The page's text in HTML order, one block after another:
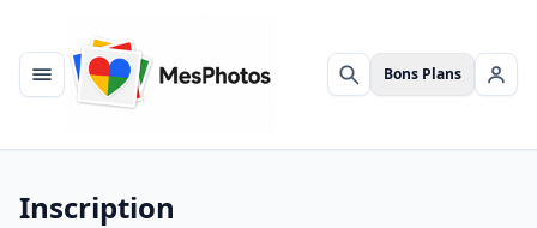
Menu Rechercher
Bons Plans Se
Inscription